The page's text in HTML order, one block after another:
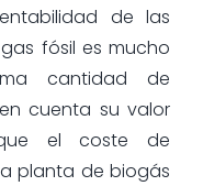
de las
fósil es mucho
cantidad de
cuenta su valor
el coste de
planta de biogás